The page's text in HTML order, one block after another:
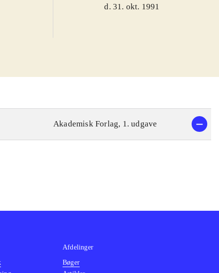
d. 31. okt. 1991
Akademisk Forlag, 1. udgave
Afdelinger
Bøger